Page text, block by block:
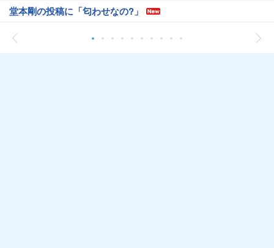
堂本剛の投稿に「匂わせなの?」